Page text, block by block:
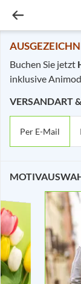
Ihre
Buchen Sie jetzt
inklusive
VERSANDART
Per E-Mail